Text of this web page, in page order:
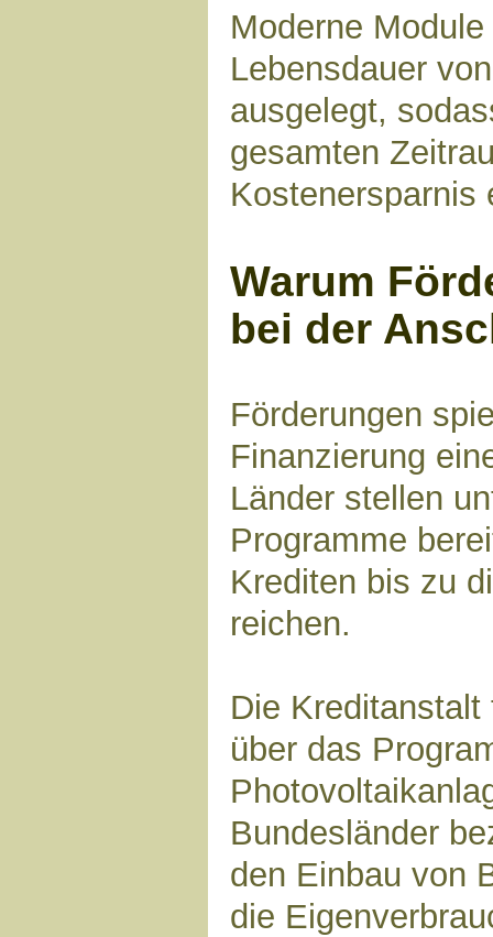
Moderne
Lebensdauer
ausgelegt,
gesamten
Kostenersparnis
Warum
bei der
Förderungen
Finanzierung
Länder stellen
Programme
Krediten bis zu
reichen.
Die
über das
Bundesländer
den Einbau von
die